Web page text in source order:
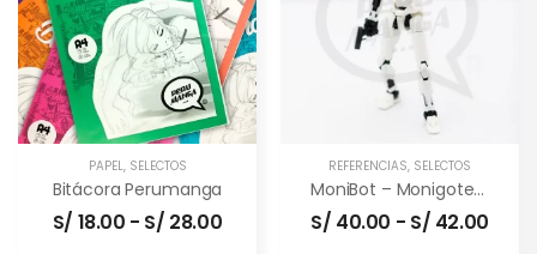
PAPEL, SELECTOS
Bitácora Perumanga
S/ 18.00 - S/ 28.00
REFERENCIAS, SELECTOS
MoniBot – Monigote Articulable
S/ 40.00 - S/ 42.00